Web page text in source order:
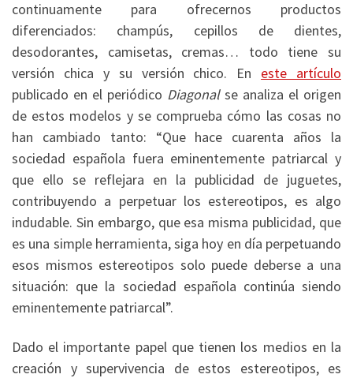
continuamente para ofrecernos productos
diferenciados: champús, cepillos de dientes,
desodorantes, camisetas, cremas… todo tiene su
versión chica y su versión chico. En este artículo
publicado en el periódico Diagonalse analiza el origen
de estos modelos y se comprueba cómo las cosas no
han cambiado tanto: “Que hace cuarenta años la
sociedad española fuera eminentemente patriarcal y
que ello se reflejara en la publicidad de juguetes,
contribuyendo a perpetuar los estereotipos, es algo
indudable. Sin embargo, que esa misma publicidad, que
es una simple herramienta, siga hoy en día perpetuando
esos mismos estereotipos solo puede deberse a una
situación: que la sociedad española continúa siendo
eminentemente patriarcal”.
Dado el importante papel que tienen los medios en la
creación y supervivencia de estos estereotipos, es